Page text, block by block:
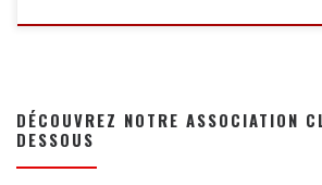
DÉCOUVREZ NOTRE ASSOCIATION
DESSOUS